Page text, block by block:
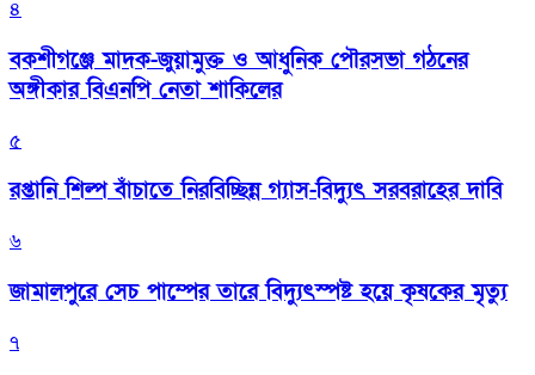
৪
বকশীগঞ্জে মাদক-জুয়ামুক্ত ও আধুনিক পৌরসভা গঠনের
অঙ্গীকার বিএনপি নেতা শাকিলের
৫
রপ্তানি শিল্প বাঁচাতে নিরবিচ্ছিন্ন গ্যাস-বিদ্যুৎ সরবরাহের দাবি
৬
জামালপুরে সেচ পাম্পের তারে বিদ্যুৎস্পষ্ট হয়ে কৃষকের মৃত্যু
৭